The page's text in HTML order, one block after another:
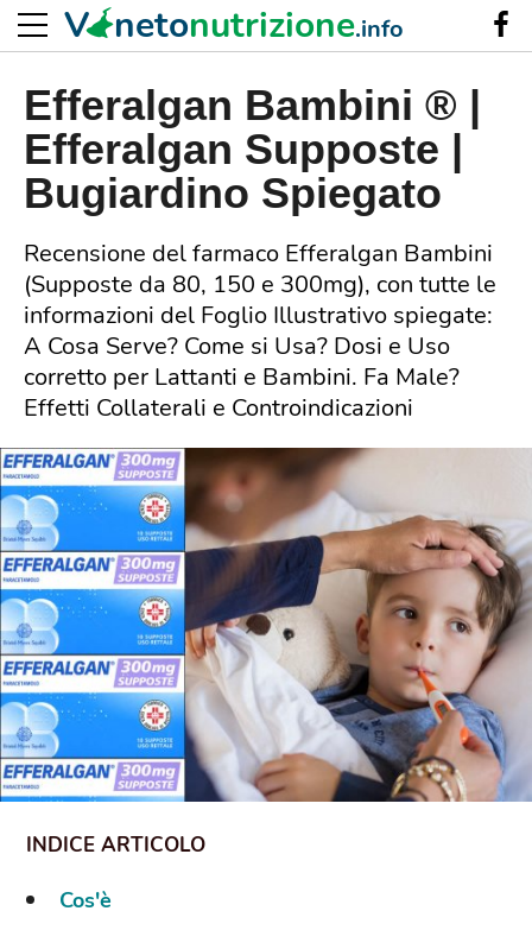
Efferalgan Bambini ® |
Efferalgan Supposte |
Bugiardino Spiegato
Recensione del farmaco Efferalgan Bambini
(Supposte da 80, 150 e 300mg), con tutte le
informazioni del Foglio Illustrativo spiegate:
A Cosa Serve? Come si Usa? Dosi e Uso
corretto per Lattanti e Bambini. Fa Male?
Effetti Collaterali e Controindicazioni
Cos'è
V netonutrizione.info